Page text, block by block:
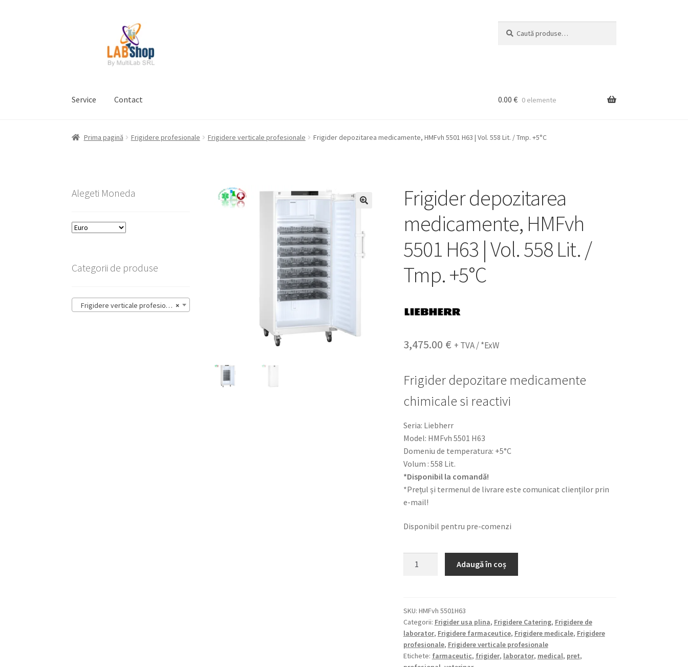
după:
Service Contact
Prima pagină Contul meu Coș Plată Request a Quote Condiții generale Service Contact
0.00 € 0 elemente
Prima pagină Frigidere profesionale Frigidere verticale profesionale Frigider depozitarea medicamente, HMFvh 5501 H63 | Vol. 558 Lit. / Tmp. +5°C
Frigider depozitarea
medicamente, HMFvh
5501 H63 | Vol. 558 Lit. /
Tmp. +5°C
3,475.00 € + TVA / *ExW
Frigider depozitare medicamente
chimicale si reactivi
Seria: Liebherr
Model: HMFvh 5501 H63
Domeniu de temperatura: +5°C
Volum : 558 Lit.
*Disponibil la comandă!
*Prețul și termenul de livrare este comunicat clienților prin
e-mail!
Disponibil pentru pre-comenzi
HMFvh
5501
H63
|
Vol.
Adaugă în coș
SKU: HMFvh 5501H63
Categorii: Frigider usa plina, Frigidere Catering, Frigidere de
laborator, Frigidere farmaceutice, Frigidere medicale, Frigidere
profesionale, Frigidere verticale profesionale
Etichete: farmaceutic, frigider, laborator, medical, pret,
Alegeti Moneda
Categorii de produse
×
Frigidere verticale profesionale (35)